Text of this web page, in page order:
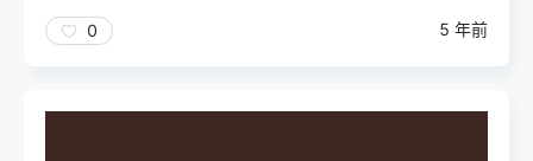
0 5 年前